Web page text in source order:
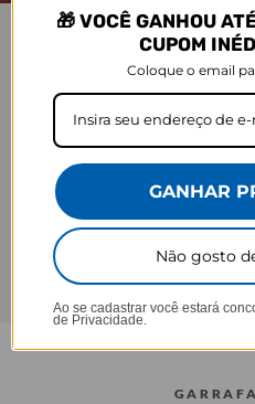
🎁 VOCÊ GANHOU
CUPOM
Coloque o email
GANHAR
Não gosto
Ao se cadastrar você estará
de Privacidade.